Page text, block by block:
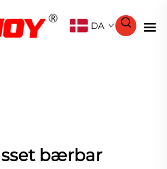
DA
bærbar